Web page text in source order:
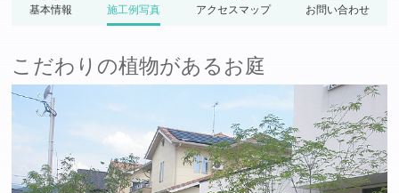
基本情報 施工例写真 アクセスマップ お問い合わせ
こだわりの植物があるお庭